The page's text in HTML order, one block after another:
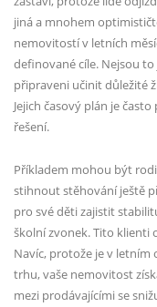
jiná a mnohem
nemovitostí v letních
definované cíle. Nejsou
připraveni učinit důležité
Jejich časový plán je
řešení.
Příkladem mohou být
stihnout stěhování ještě
pro své děti zajistit
školní zvonek. Tito klienti
Navíc, protože je v
trhu, vaše nemovitost
mezi prodávajícími se